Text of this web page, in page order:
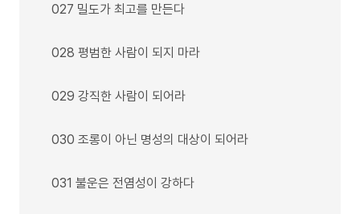
027 밀도가 최고를 만든다
028 평범한 사람이 되지 마라
029 강직한 사람이 되어라
030 조롱이 아닌 명성의 대상이 되어라
031 불운은 전염성이 강하다